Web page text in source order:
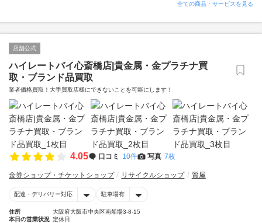
全ての商品・サービスを見る
店舗公式
ハイレートバイ心斎橋店|貴金属・金プラチナ買
取・ブランド品買取
業者価格買取！大手買取店様にできないことを可能にします！
4.05 口コミ 10件 写真 7枚
金券ショップ・チケットショップ リサイクルショップ 質屋
配達・デリバリー対応 駐車場有
住所
大阪府大阪市中央区南船場3-8-15
本日の営業状況 定休日